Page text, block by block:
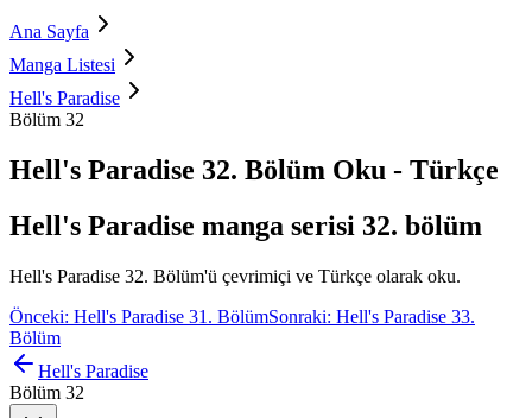
Ana Sayfa
Manga Listesi
Hell's Paradise
Bölüm 32
Hell's Paradise 32. Bölüm Oku - Türkçe
Hell's Paradise manga serisi 32. bölüm
Hell's Paradise 32. Bölüm'ü çevrimiçi ve Türkçe olarak oku.
Önceki: Hell's Paradise 31. BölümSonraki: Hell's Paradise 33.
Bölüm
Hell's Paradise
Bölüm 32